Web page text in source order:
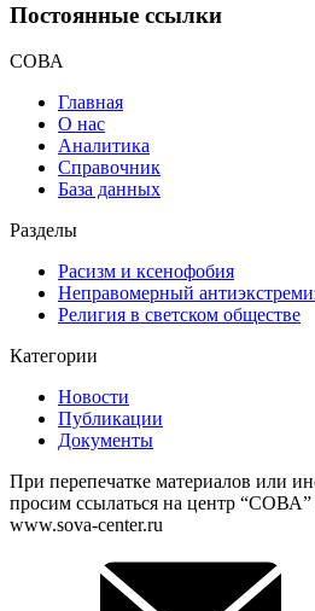
Постоянные ссылки
СОВА
Главная
О нас
Аналитика
Справочник
База данных
Разделы
Расизм и ксенофобия
Неправомерный
Религия в светском обществе
Категории
Новости
Публикации
Документы
При перепечатке материалов или
просим ссылаться на центр “СОВА”
www.sova-center.ru